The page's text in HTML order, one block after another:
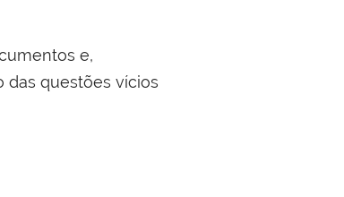
e,
das questões vícios